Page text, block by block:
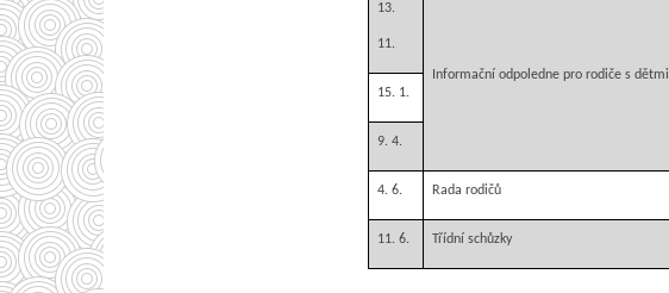
13.
11.
Informační odpoledne pro rodiče s dětmi
15. 1.
9. 4.
4. 6. Rada rodičů
11. 6. Třídní schůzky